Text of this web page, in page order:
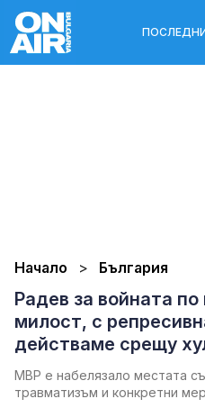
Начало България
Радев за войната
милост, с
действаме срещу
МВР е набелязало местата
травматизъм и конкретни